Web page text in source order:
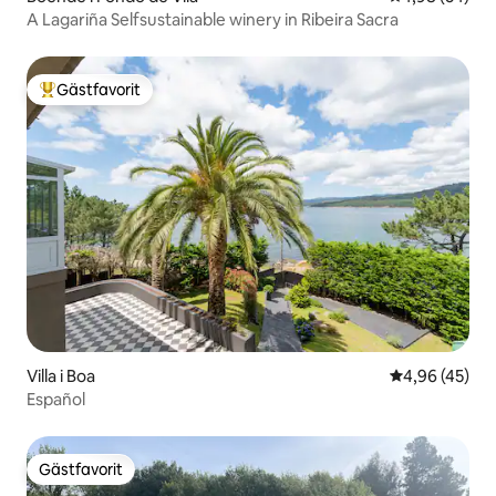
A Lagariña Selfsustainable winery in Ribeira Sacra
Populär gästfavorit
Gästfavorit
Villa i Boa 4,96 av 5 i
4,96 (45)
Español
Gästfavorit
Gästfavorit